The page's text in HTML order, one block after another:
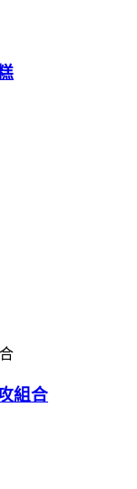
組合